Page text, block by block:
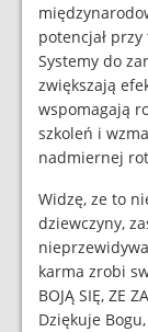
potencjał
Systemy do
zwiększają
wspomagają
szkoleń i
nadmiernej
Widzę, ze to
dziewczyny,
karma zrobi
BOJĄ SIĘ, ZE
Dziękuje